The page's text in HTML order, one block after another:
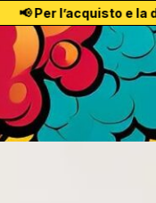
l’acquisto e la